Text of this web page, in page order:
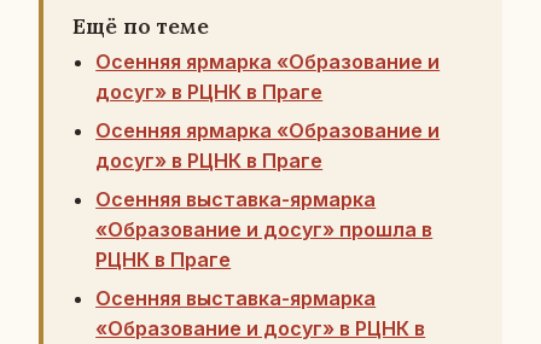
Ещё по теме
Осенняя ярмарка «Образование и
досуг» в РЦНК в Праге
Осенняя ярмарка «Образование и
досуг» в РЦНК в Праге
Осенняя выставка-ярмарка
«Образование и досуг» прошла в
РЦНК в Праге
Осенняя выставка-ярмарка
«Образование и досуг» в РЦНК в